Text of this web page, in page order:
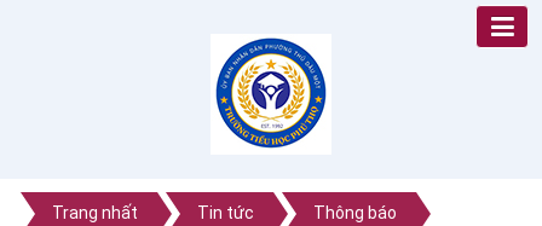
Trang nhất Tin tức Thông báo